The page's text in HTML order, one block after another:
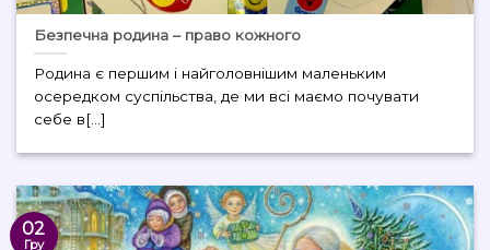
Безпечна родина – право кожного
Родина є першим і найголовнішим маленьким
осередком суспільства, де ми всі маємо почувати
себе в[...]
02
Гру